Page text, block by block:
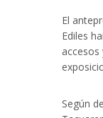
El
Ediles
Según